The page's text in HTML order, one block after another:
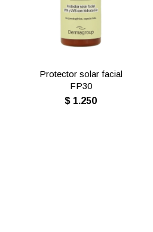
Protector solar facial
FP30
$ 1.250